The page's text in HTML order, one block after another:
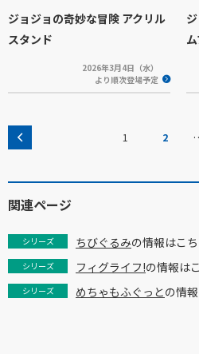
ジョジョの奇妙な冒険 アクリル
スタンド
2026年3月4日（水）
より順次登場予定
1 2
関連ページ
シリーズ ちびぐるみの情報はこ
シリーズ フィグライフ!の情報は
シリーズ めちゃもふぐっとの情